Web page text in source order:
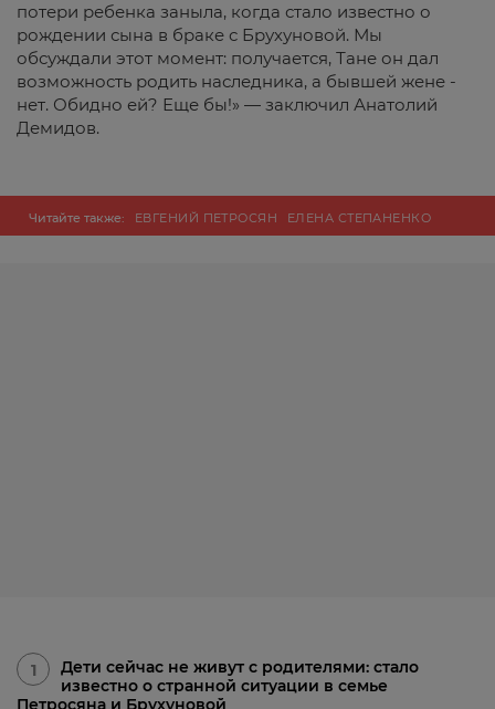
потери ребенка заныла, когда стало известно о
рождении сына в браке с Брухуновой. Мы
обсуждали этот момент: получается, Тане он дал
возможность родить наследника, а бывшей жене -
нет. Обидно ей? Еще бы!» — заключил Анатолий
Демидов.
Читайте также: ЕВГЕНИЙ ПЕТРОСЯН ЕЛЕНА СТЕПАНЕНКО
1
Дети сейчас не живут с родителями: стало
известно о странной ситуации в семье
Петросяна и Брухуновой